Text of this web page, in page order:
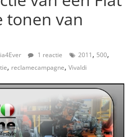
tonen van
1 reactie 2011, 500,
, reclamecampagne, Vivaldi